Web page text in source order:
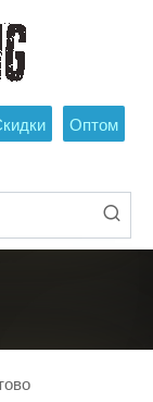
Оптом